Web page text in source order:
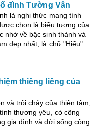
đình Tường Vân
là nghi thức mang tính
chọn là biểu tượng của
nhớ về bậc sinh thành và
đẹp nhất, là chữ "Hiếu"
thiêng liêng của
và trôi chảy của thiện tâm,
thương yêu, có công
gia đình và đời sống cộng